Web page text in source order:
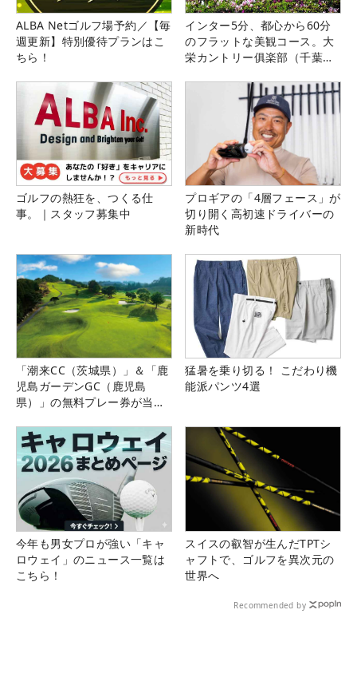
ALBA Netゴルフ場予約／【毎
週更新】特別優待プランはこ
ちら！
インター5分、都心から60分
のフラットな美観コース。大
栄カントリー俱楽部（千葉
ゴルフの熱狂を、つくる仕
事。｜スタッフ募集中
プロギアの「4層フェース」が
切り開く高初速ドライバーの
新時代
「潮来CC（茨城県）」＆「鹿
児島ガーデンGC（鹿児島
県）」の無料プレー券が当た
猛暑を乗り切る！ こだわり機
能派パンツ4選
今年も男女プロが強い「キャ
ロウェイ」のニュース一覧は
こちら！
スイスの叡智が生んだTPTシ
ャフトで、ゴルフを異次元の
世界へ
Recommended by